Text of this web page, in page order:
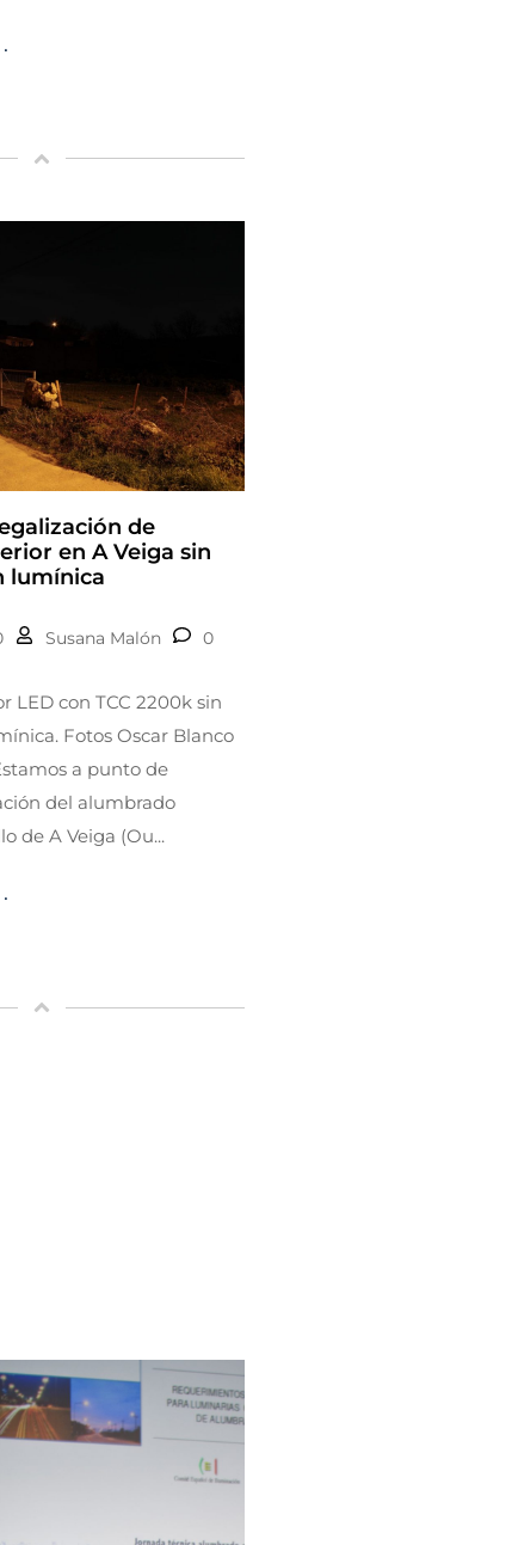
de
en A Veiga sin
lumínica
Susana Malón 0
LED con TCC 2200k sin
Fotos Oscar Blanco
a punto de
del alumbrado
de A Veiga (Ou...